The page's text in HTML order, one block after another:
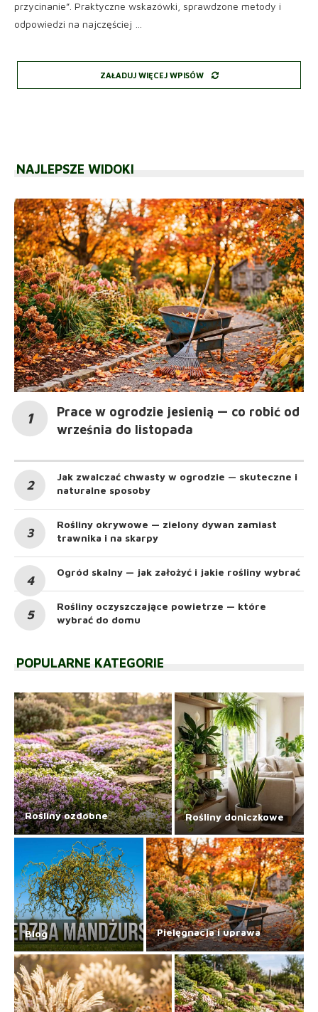
przycinanie”. Praktyczne wskazówki, sprawdzone metody i
odpowiedzi na najczęściej …
ZAŁADUJ WIĘCEJ WPISÓW
NAJLEPSZE WIDOKI
Prace w ogrodzie jesienią — co robić od
września do listopada
Jak zwalczać chwasty w ogrodzie — skuteczne i
naturalne sposoby
Rośliny okrywowe — zielony dywan zamiast
trawnika i na skarpy
Ogród skalny — jak założyć i jakie rośliny wybrać
Rośliny oczyszczające powietrze — które
wybrać do domu
POPULARNE KATEGORIE
Rośliny ozdobne Rośliny doniczkowe
Blog Pielęgnacja i uprawa